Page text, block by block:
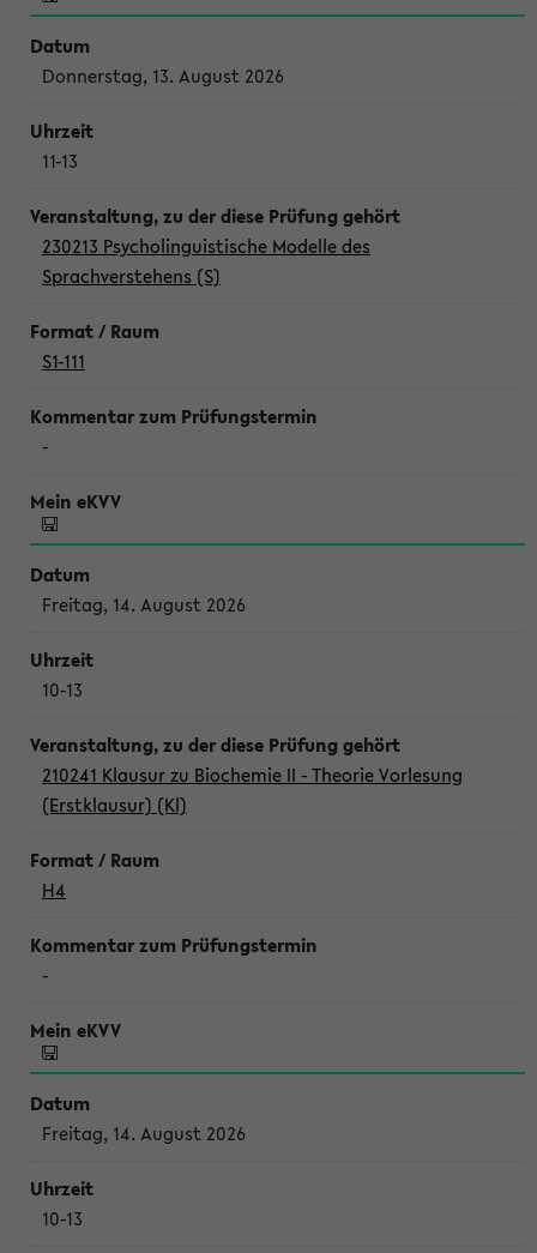
Donnerstag, 13. August 2026
11-13
230213 Psycholinguistische Modelle des
Sprachverstehens (S)
S1-111
-
Freitag, 14. August 2026
10-13
210241 Klausur zu Biochemie II - Theorie Vorlesung
(Erstklausur) (Kl)
H4
-
Freitag, 14. August 2026
10-13